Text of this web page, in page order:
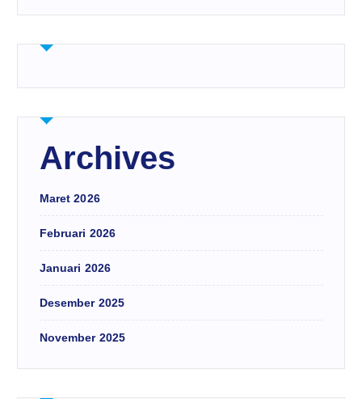
Archives
Maret 2026
Februari 2026
Januari 2026
Desember 2025
November 2025